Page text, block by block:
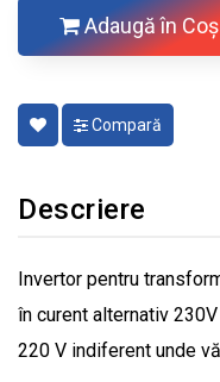
Adaugă în Coş
Compară
Descriere
Invertor pentru
în curent alternativ
220 V indiferent unde